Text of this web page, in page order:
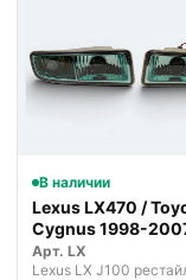
В наличии
Lexus LX470 /
Cygnus 1998-
зеленые тум…
Арт. LX